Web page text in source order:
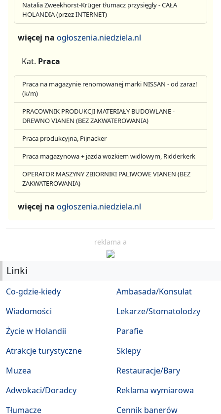
Natalia Zweekhorst-Krüger tłumacz przysięgły - CAŁA
HOLANDIA (przez INTERNET)
więcej na ogłoszenia.niedziela.nl
Kat. Praca
Praca na magazynie renomowanej marki NISSAN - od zaraz!
(k/m)
PRACOWNIK PRODUKCJI MATERIAŁY BUDOWLANE -
DREWNO VIANEN (BEZ ZAKWATEROWANIA)
Praca produkcyjna, Pijnacker
Praca magazynowa + jazda wozkiem widlowym, Ridderkerk
OPERATOR MASZYNY ZBIORNIKI PALIWOWE VIANEN (BEZ
ZAKWATEROWANIA)
więcej na ogłoszenia.niedziela.nl
reklama a
Linki
Co-gdzie-kiedy
Wiadomości
Życie w Holandii
Atrakcje turystyczne
Muzea
Ambasada/Konsulat
Lekarze/Stomatolodzy
Parafie
Sklepy
Restauracje/Bary
Adwokaci/Doradcy
Tłumacze
Reklama wymiarowa
Cennik banerów